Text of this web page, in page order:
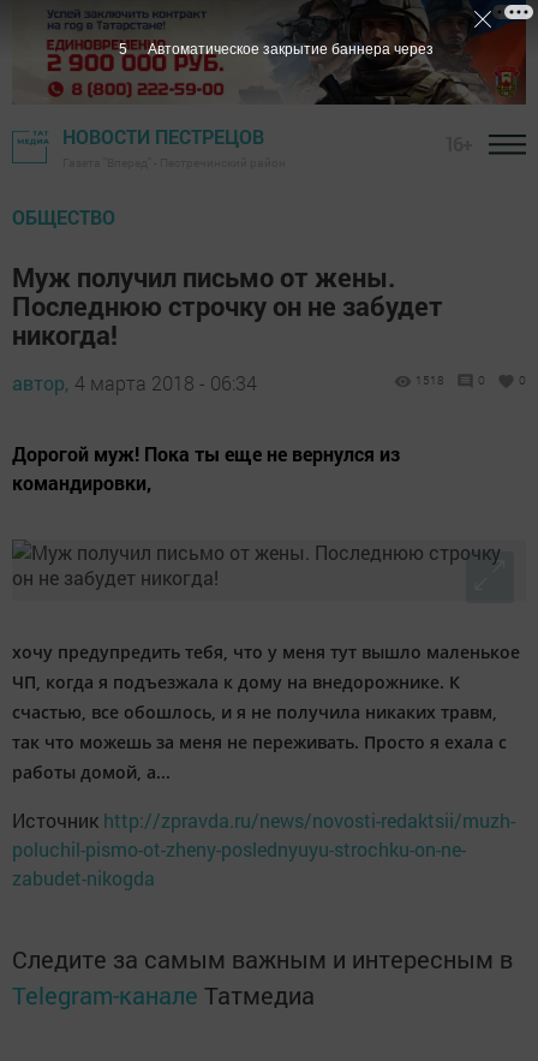
НОВОСТИ ПЕСТРЕЦОВ
ОБЩЕСТВО
Муж получил письмо от жены.
Последнюю строчку он не забудет
никогда!
автор, 4 марта 2018 - 06:34 1518 0 0
Дорогой муж! Пока ты еще не вернулся из
командировки,
хочу предупредить тебя, что у меня тут вышло маленькое
ЧП, когда я подъезжала к дому на внедорожнике. К
счастью, все обошлось, и я не получила никаких травм,
так что можешь за меня не переживать. Просто я ехала с
работы домой, а...
Источник http://zpravda.ru/news/novosti-redaktsii/muzh-
poluchil-pismo-ot-zheny-poslednyuyu-strochku-on-ne-
zabudet-nikogda
Следите за самым важным и интересным в
Telegram-канале Татмедиа
5 Автоматическое закрытие баннера через